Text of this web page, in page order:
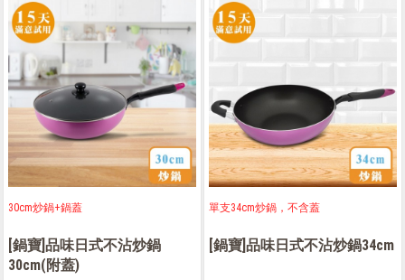
30cm炒鍋+鍋蓋
[鍋寶]品味日式不沾炒鍋
30cm(附蓋)
單支34cm炒鍋，不含蓋
[鍋寶]品味日式不沾炒鍋34cm